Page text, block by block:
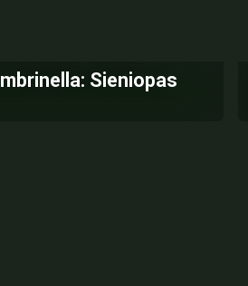
Sieniopas